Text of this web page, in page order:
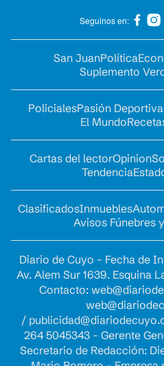
Seguinos en:
San JuanPolítica
Suplemento
PolicialesPasión Deportiva
El Mundo
Cartas del lectorOpinion
Tendencia
ClasificadosInmuebles
Avisos Fúnebres
Diario de Cuyo - Fecha de
Av. Alem Sur 1639. Esquina
Contacto:
/
264 5045343 - Gerente
Secretario de Redacción: